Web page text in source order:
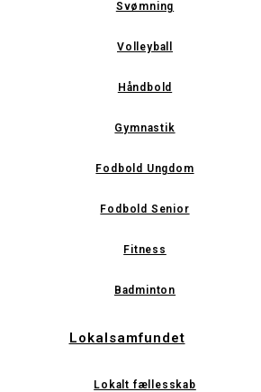
Svømning
Volleyball
Håndbold
Gymnastik
Fodbold Ungdom
Fodbold Senior
Fitness
Badminton
Lokalsamfundet
Lokalt fællesskab